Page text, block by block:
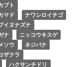
ブト
マド
ナワシロイチゴ
イヌナズナ
ナ
ニッコウキスゲ
ソウ
ネジバナ
ザクラ
ハクサンチドリ